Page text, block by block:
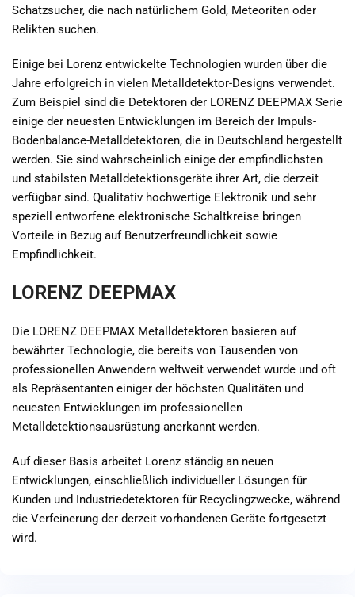
Schatzsucher, die nach natürlichem Gold, Meteoriten oder
Relikten suchen.
Einige bei Lorenz entwickelte Technologien wurden über die
Jahre erfolgreich in vielen Metalldetektor-Designs verwendet.
Zum Beispiel sind die Detektoren der LORENZ DEEPMAX Serie
einige der neuesten Entwicklungen im Bereich der Impuls-
Bodenbalance-Metalldetektoren, die in Deutschland hergestellt
werden. Sie sind wahrscheinlich einige der empfindlichsten
und stabilsten Metalldetektionsgeräte ihrer Art, die derzeit
verfügbar sind. Qualitativ hochwertige Elektronik und sehr
speziell entworfene elektronische Schaltkreise bringen
Vorteile in Bezug auf Benutzerfreundlichkeit sowie
Empfindlichkeit.
LORENZ DEEPMAX
Die LORENZ DEEPMAX Metalldetektoren basieren auf
bewährter Technologie, die bereits von Tausenden von
professionellen Anwendern weltweit verwendet wurde und oft
als Repräsentanten einiger der höchsten Qualitäten und
neuesten Entwicklungen im professionellen
Metalldetektionsausrüstung anerkannt werden.
Auf dieser Basis arbeitet Lorenz ständig an neuen
Entwicklungen, einschließlich individueller Lösungen für
Kunden und Industriedetektoren für Recyclingzwecke, während
die Verfeinerung der derzeit vorhandenen Geräte fortgesetzt
wird.